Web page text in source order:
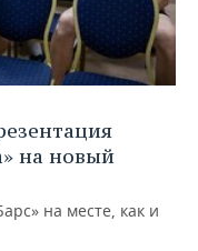
на новый
на месте, как и